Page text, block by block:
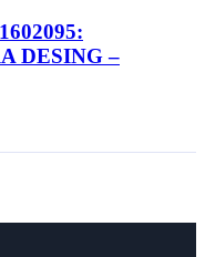
DESING –